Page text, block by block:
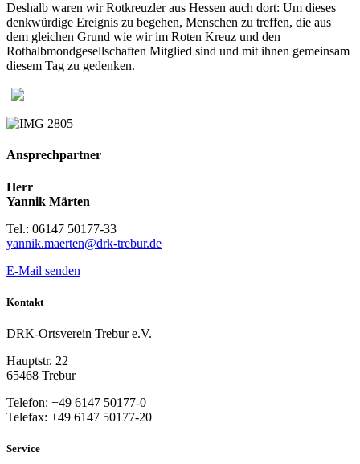
Deshalb waren wir Rotkreuzler aus Hessen auch dort: Um dieses
denkwürdige Ereignis zu begehen, Menschen zu treffen, die aus
dem gleichen Grund wie wir im Roten Kreuz und den
Rothalbmondgesellschaften Mitglied sind und mit ihnen gemeinsam
diesem Tag zu gedenken.
Ansprechpartner
Herr
Yannik Märten
Tel.: 06147 50177-33
yannik.maerten@drk-trebur.de
E-Mail senden
Kontakt
DRK-Ortsverein Trebur e.V.
Hauptstr. 22
65468 Trebur
Telefon: +49 6147 50177-0
Telefax: +49 6147 50177-20
Service